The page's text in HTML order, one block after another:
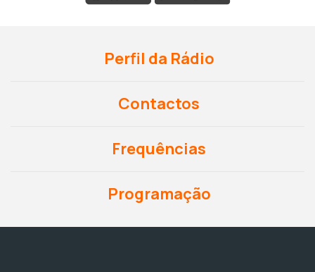
Perfil da Rádio
Contactos
Frequências
Programação